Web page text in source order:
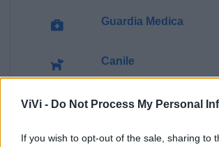
ViVi - Do Not Process My Personal
If you wish to opt-out of the sale, sharing to
Guardia Medica
Canile
Polizia Locale
Pubblica